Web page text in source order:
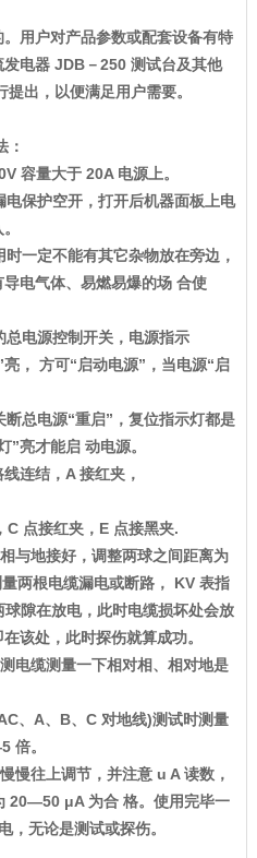
用户对产品参数或配套设备有特
电器 JDB－250 测试台及其他
出，以便满足用户需要。
：
容量大于 20A 电源上。
保护空开，打开后机器面板上电
一定不能有其它杂物放在旁边，
电气体、易燃易爆的场 合使
电源控制开关，电源指示
， 方可“启动电源”，当电源“启
总电源“重启”，复位指示灯都是
”亮才能启 动电源。
连结，A 接红夹，
点接红夹，E 点接黑夹.
与地接好，调整两球之间距离为
两根电缆漏电或断路， KV 表指
隙在放电，此时电缆损坏处会放
该处，此时探伤就算成功。
电缆测量一下相对相、相对地是
、A、B、C 对地线)测试时测量
倍。
慢往上调节，并注意 u A 读数，
20—50 μA 为合 格。使用完毕一
，无论是测试或探伤。